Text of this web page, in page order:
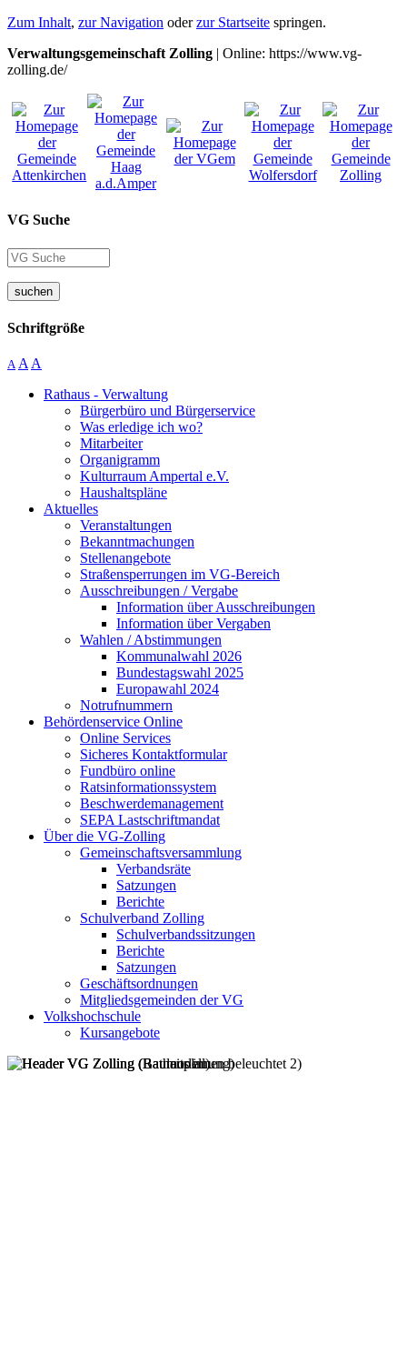
Zum Inhalt, zur Navigation oderzur Startseite springen.
Verwaltungsgemeinschaft Zolling | Online: https://www.vg-
zolling.de/
VG Suche
suchen
Schriftgröße
A A A
Rathaus - Verwaltung
Bürgerbüro und Bürgerservice
Was erledige ich wo?
Mitarbeiter
Organigramm
Kulturraum Ampertal e.V.
Haushaltspläne
Aktuelles
Veranstaltungen
Bekanntmachungen
Stellenangebote
Straßensperrungen im VG-Bereich
Ausschreibungen / Vergabe
Information über Ausschreibungen
Information über Vergaben
Wahlen / Abstimmungen
Kommunalwahl 2026
Bundestagswahl 2025
Europawahl 2024
Notrufnummern
Behördenservice Online
Online Services
Sicheres Kontaktformular
Fundbüro online
Ratsinformationssystem
Beschwerdemanagement
SEPA Lastschriftmandat
Über die VG-Zolling
Gemeinschaftsversammlung
Verbandsräte
Satzungen
Berichte
Schulverband Zolling
Schulverbandssitzungen
Berichte
Satzungen
Geschäftsordnungen
Mitgliedsgemeinden der VG
Volkshochschule
Kursangebote